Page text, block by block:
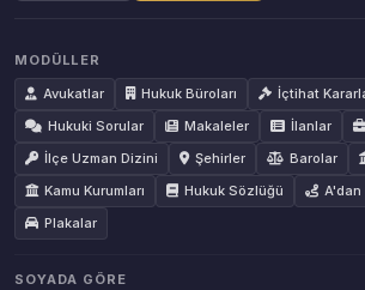
MODÜLLER
Avukatlar
Hukuk Büroları İçtihat
Hukuki Sorular
Makaleler İlanlar
İlçe Uzman Dizini
Şehirler Barolar
Kamu Kurumları
Hukuk Sözlüğü
Plakalar
SOYADA GÖRE